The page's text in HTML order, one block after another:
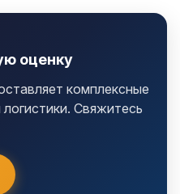
оценку
комплексные
логистики. Свяжитесь